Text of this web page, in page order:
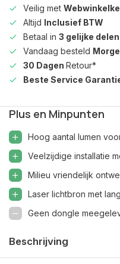
Veilig met
Altijd Inclusief BTW
Betaal in 3 gelijke delen
Vandaag besteld
30 Dagen Retour*
Beste Service
Plus en Minpunten
Hoog aantal lumen
Veelzijdige installatie
Milieu vriendelijk
Laser lichtbron met
Geen dongle
Beschrijving